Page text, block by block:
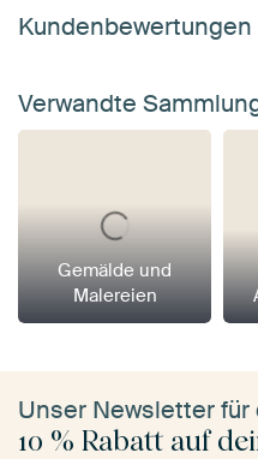
Kundenbewertungen
Verwandte
Gemälde und
Malereien
Unser Newsletter
10 % Rabatt auf